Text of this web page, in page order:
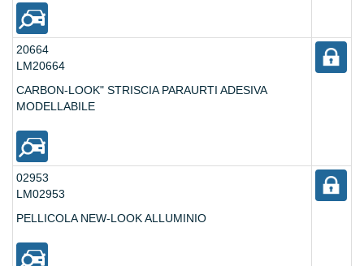
20664
LM20664
CARBON-LOOK" STRISCIA PARAURTI ADESIVA
MODELLABILE
02953
LM02953
PELLICOLA NEW-LOOK ALLUMINIO